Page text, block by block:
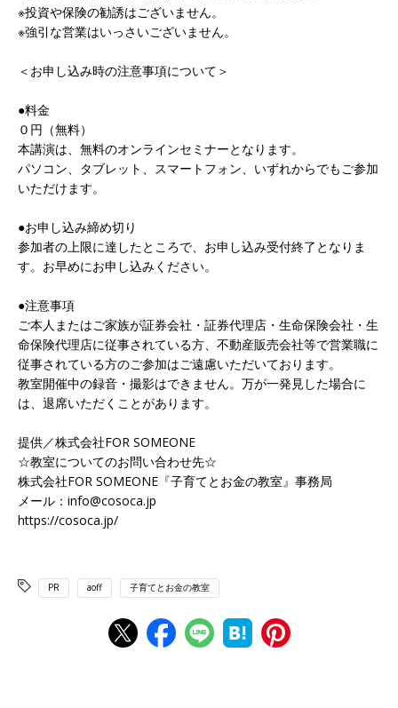
※投資や保険の勧誘はございません。
※強引な営業はいっさいございません。
＜お申し込み時の注意事項について＞
●料金
０円（無料）
本講演は、無料のオンラインセミナーとなります。
パソコン、タブレット、スマートフォン、いずれからでもご参加
いただけます。
●お申し込み締め切り
参加者の上限に達したところで、お申し込み受付終了となりま
す。お早めにお申し込みください。
●注意事項
ご本人またはご家族が証券会社・証券代理店・生命保険会社・生
命保険代理店に従事されている方、不動産販売会社等で営業職に
従事されている方のご参加はご遠慮いただいております。
教室開催中の録音・撮影はできません。万が一発見した場合に
は、退席いただくことがあります。
提供／株式会社FOR SOMEONE
☆教室についてのお問い合わせ先☆
株式会社FOR SOMEONE『子育てとお金の教室』事務局
メール：info@cosoca.jp
https://cosoca.jp/
PR aoff 子育てとお金の教室